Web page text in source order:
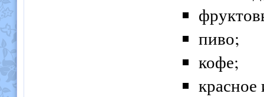
пиво;
кофе;
красное